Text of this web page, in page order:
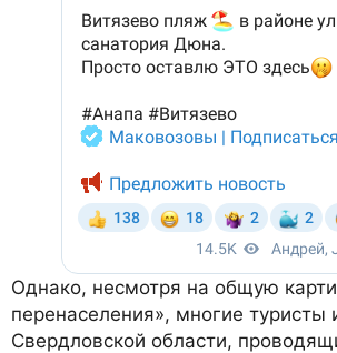
Однако, несмотря на общую
перенаселения», многие туристы
Свердловской области,